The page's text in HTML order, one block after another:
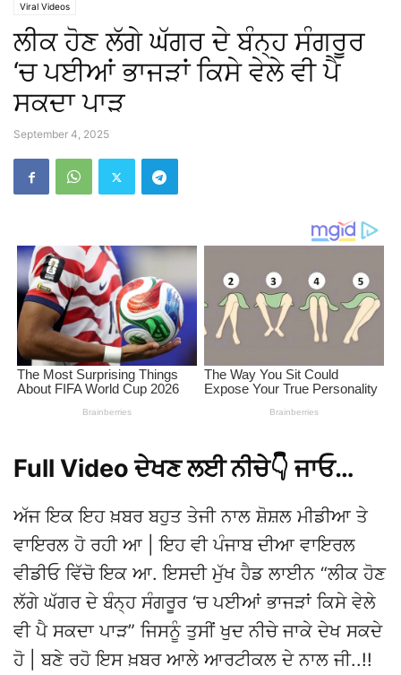
Viral Videos
ਲੀਕ ਹੋਣ ਲੱਗੇ ਘੱਗਰ ਦੇ ਬੰਨ੍ਹ ਸੰਗਰੂਰ
‘ਚ ਪਈਆਂ ਭਾਜੜਾਂ ਕਿਸੇ ਵੇਲੇ ਵੀ ਪੈ
ਸਕਦਾ ਪਾੜ
September 4, 2025
Full Video ਦੇਖਣ ਲਈ ਨੀਚੇ👇 ਜਾਓ…
ਅੱਜ ਇਕ ਇਹ ਖ਼ਬਰ ਬਹੁਤ ਤੇਜੀ ਨਾਲ ਸ਼ੋਸ਼ਲ ਮੀਡੀਆ ਤੇ
ਵਾਇਰਲ ਹੋ ਰਹੀ ਆ | ਇਹ ਵੀ ਪੰਜਾਬ ਦੀਆ ਵਾਇਰਲ
ਵੀਡੀਓ ਵਿੱਚੋ ਇਕ ਆ. ਇਸਦੀ ਮੁੱਖ ਹੈਡ ਲਾਈਨ “ਲੀਕ ਹੋਣ
ਲੱਗੇ ਘੱਗਰ ਦੇ ਬੰਨ੍ਹ ਸੰਗਰੂਰ ‘ਚ ਪਈਆਂ ਭਾਜੜਾਂ ਕਿਸੇ ਵੇਲੇ
ਵੀ ਪੈ ਸਕਦਾ ਪਾੜ” ਜਿਸਨੂੰ ਤੁਸੀਂ ਖੁਦ ਨੀਚੇ ਜਾਕੇ ਦੇਖ ਸਕਦੇ
ਹੋ | ਬਣੇ ਰਹੋ ਇਸ ਖ਼ਬਰ ਆਲੇ ਆਰਟੀਕਲ ਦੇ ਨਾਲ ਜੀ..!!